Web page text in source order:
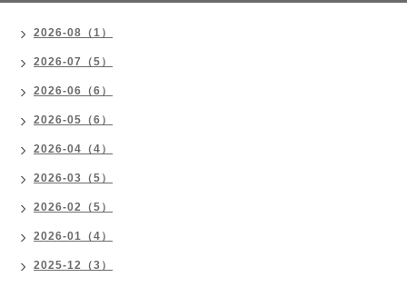
2026-08（1）
2026-07（5）
2026-06（6）
2026-05（6）
2026-04（4）
2026-03（5）
2026-02（5）
2026-01（4）
2025-12（3）